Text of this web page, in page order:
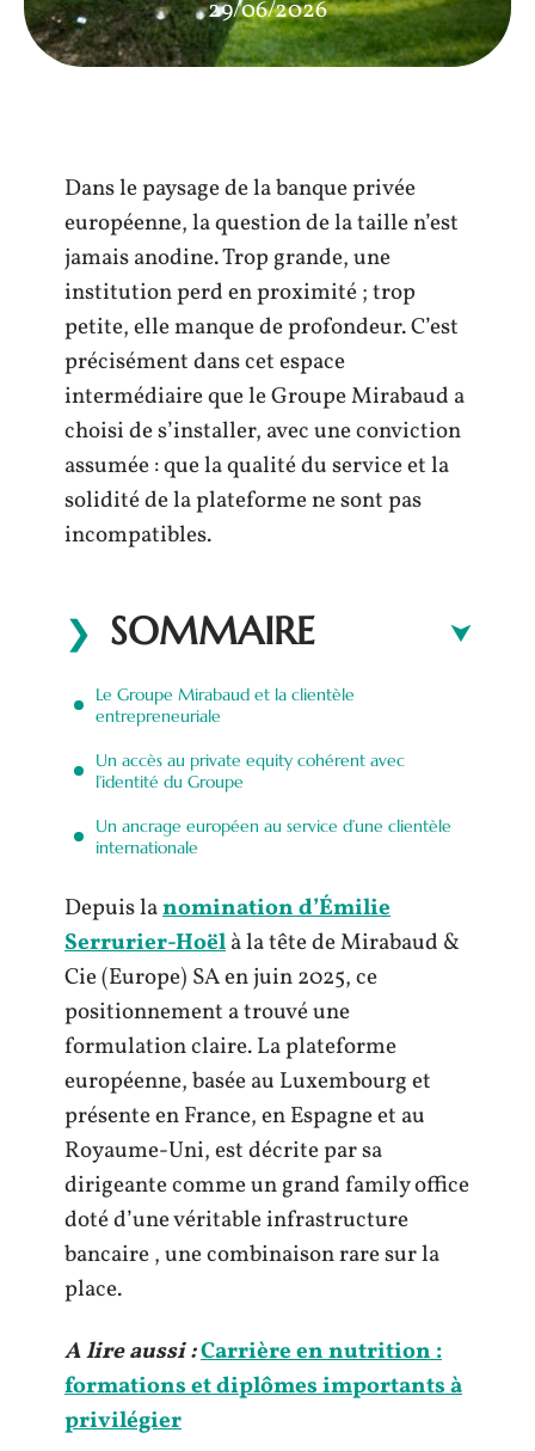
29/06/2026
Dans le paysage de la banque privée
européenne, la question de la taille n’est
jamais anodine. Trop grande, une
institution perd en proximité ; trop
petite, elle manque de profondeur. C’est
précisément dans cet espace
intermédiaire que le Groupe Mirabaud a
choisi de s’installer, avec une conviction
assumée : que la qualité du service et la
solidité de la plateforme ne sont pas
incompatibles.
SOMMAIRE
Le Groupe Mirabaud et la clientèle
entrepreneuriale
Un accès au private equity cohérent avec
l’identité du Groupe
Un ancrage européen au service d’une clientèle
internationale
Depuis lanomination d’Émilie
Serrurier-Hoëlà la tête de Mirabaud &
Cie (Europe) SA en juin 2025, ce
positionnement a trouvé une
formulation claire. La plateforme
européenne, basée au Luxembourg et
présente en France, en Espagne et au
Royaume-Uni, est décrite par sa
dirigeante comme un grand family office
doté d’une véritable infrastructure
bancaire , une combinaison rare sur la
place.
A lire aussi :Carrière en nutrition :
formations et diplômes importants à
privilégier